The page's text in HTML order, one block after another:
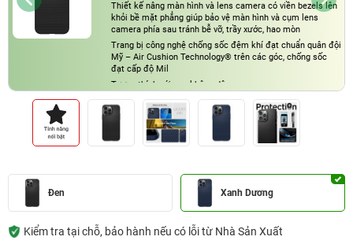
Thiết kế nâng màn hình và lens camera có viền bezels lên
khỏi bề mặt phẳng giúp bảo vệ màn hình và cụm lens
camera phía sau tránh bễ vỡ, trầy xước, hao mòn
Trang bị công nghệ chống sốc đệm khí đạt chuẩn quân đội
Mỹ – Air Cushion Technology® trên các góc, chống sốc
đạt cấp độ Mil
Tương thích với sạc không dây
Đen Xanh Dương
Kiểm tra tại chỗ, bảo hành nếu có lỗi từ Nhà Sản Xuất